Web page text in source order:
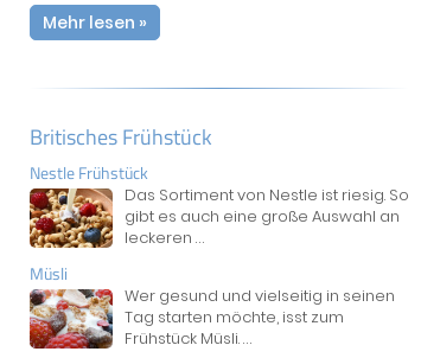
Mehr lesen »
Britisches Frühstück
Nestle Frühstück
Das Sortiment von Nestle ist riesig. So
gibt es auch eine große Auswahl an
leckeren ...
Müsli
Wer gesund und vielseitig in seinen
Tag starten möchte, isst zum
Frühstück Müsli....